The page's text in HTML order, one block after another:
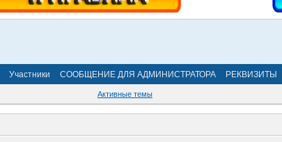
Участники СООБЩЕНИЕ ДЛЯ АДМИНИСТРАТОРА РЕКВИЗИТЫ
Активные темы